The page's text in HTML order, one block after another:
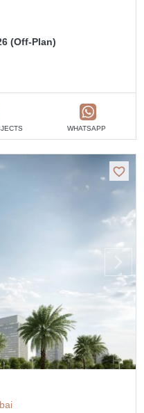
(Off-Plan)
WHATSAPP